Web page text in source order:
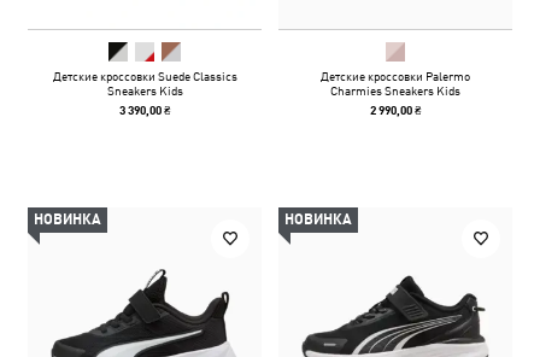
Детские кроссовки Suede Classics
Sneakers Kids
3 390,00 ₴
Детские кроссовки Palermo
Charmies Sneakers Kids
2 990,00 ₴
НОВИНКА НОВИНКА